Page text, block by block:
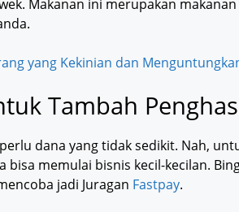
Makanan ini merupakan
yang Kekinian dan
Tambah
dana yang tidak sedikit. Nah,
memulai bisnis kecil-kecilan.
jadi Juragan Fastpay.